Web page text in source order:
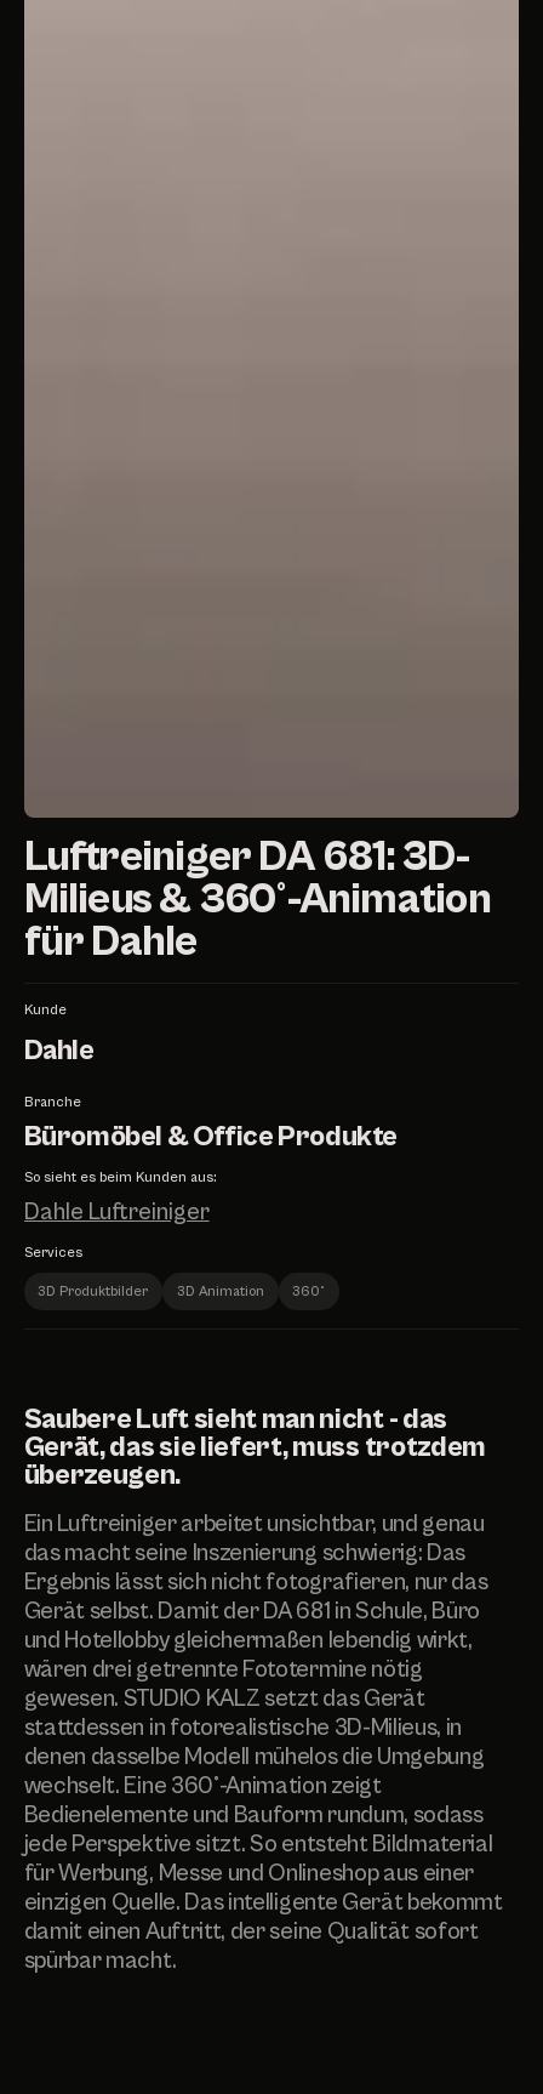
Luftreiniger DA 681: 3D-
Milieus & 360°-Animation
für Dahle
Kunde
Dahle
Branche
Büromöbel & Office Produkte
So sieht es beim Kunden aus:
Dahle Luftreiniger
Services
3D Produktbilder 3D Animation 360°
Saubere Luft sieht man nicht - das
Gerät, das sie liefert, muss trotzdem
überzeugen.
Ein Luftreiniger arbeitet unsichtbar, und genau
das macht seine Inszenierung schwierig: Das
Ergebnis lässt sich nicht fotografieren, nur das
Gerät selbst. Damit der DA 681 in Schule, Büro
und Hotellobby gleichermaßen lebendig wirkt,
wären drei getrennte Fototermine nötig
gewesen. STUDIO KALZ setzt das Gerät
stattdessen in fotorealistische 3D-Milieus, in
denen dasselbe Modell mühelos die Umgebung
wechselt. Eine 360°-Animation zeigt
Bedienelemente und Bauform rundum, sodass
jede Perspektive sitzt. So entsteht Bildmaterial
für Werbung, Messe und Onlineshop aus einer
einzigen Quelle. Das intelligente Gerät bekommt
damit einen Auftritt, der seine Qualität sofort
spürbar macht.